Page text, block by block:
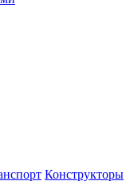
Конструкторы